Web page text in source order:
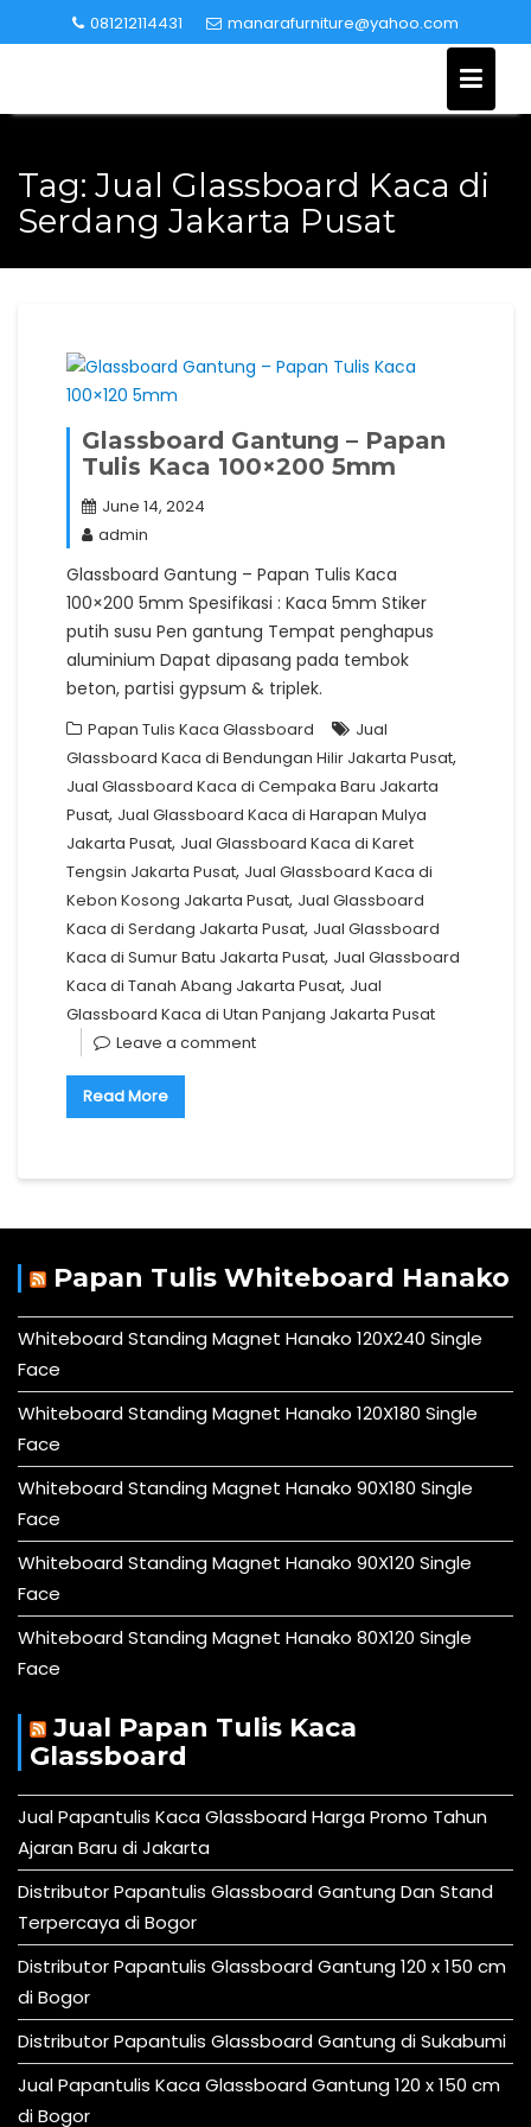
to
081212114431 manarafurniture@yahoo.com
Tag: Jual Glassboard Kaca di
Serdang Jakarta Pusat
Glassboard Gantung – Papan
Tulis Kaca 100×200 5mm
June 14, 2024
admin
Glassboard Gantung – Papan Tulis Kaca
100×200 5mm Spesifikasi : Kaca 5mm Stiker
putih susu Pen gantung Tempat penghapus
aluminium Dapat dipasang pada tembok
beton, partisi gypsum & triplek.
Papan Tulis Kaca Glassboard
Jual
Glassboard Kaca di Bendungan Hilir Jakarta Pusat,
Jual Glassboard Kaca di Cempaka Baru Jakarta
Pusat, Jual Glassboard Kaca di Harapan Mulya
Jakarta Pusat, Jual Glassboard Kaca di Karet
Tengsin Jakarta Pusat, Jual Glassboard Kaca di
Kebon Kosong Jakarta Pusat, Jual Glassboard
Kaca di Serdang Jakarta Pusat, Jual Glassboard
Kaca di Sumur Batu Jakarta Pusat, Jual Glassboard
Kaca di Tanah Abang Jakarta Pusat, Jual
Glassboard Kaca di Utan Panjang Jakarta Pusat
Leave a comment
Read More
Papan Tulis Whiteboard Hanako
Whiteboard Standing Magnet Hanako 120X240 Single
Face
Whiteboard Standing Magnet Hanako 120X180 Single
Face
Whiteboard Standing Magnet Hanako 90X180 Single
Face
Whiteboard Standing Magnet Hanako 90X120 Single
Face
Whiteboard Standing Magnet Hanako 80X120 Single
Face
Jual Papan Tulis Kaca
Glassboard
Jual Papantulis Kaca Glassboard Harga Promo Tahun
Ajaran Baru di Jakarta
Distributor Papantulis Glassboard Gantung Dan Stand
Terpercaya di Bogor
Distributor Papantulis Glassboard Gantung 120 x 150 cm
di Bogor
Distributor Papantulis Glassboard Gantung di Sukabumi
Jual Papantulis Kaca Glassboard Gantung 120 x 150 cm
di Bogor